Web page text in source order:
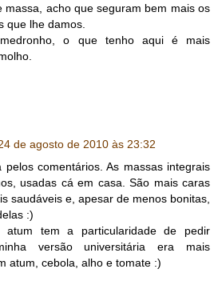
massa, acho que seguram bem mais os
que lhe damos.
o que tenho aqui é mais
de agosto de 2010 às 23:32
pelos comentários. As massas integrais
usadas cá em casa. São mais caras
saudáveis e, apesar de menos bonitas,
:)
atum tem a particularidade de pedir
versão universitária era mais
atum, cebola, alho e tomate :)